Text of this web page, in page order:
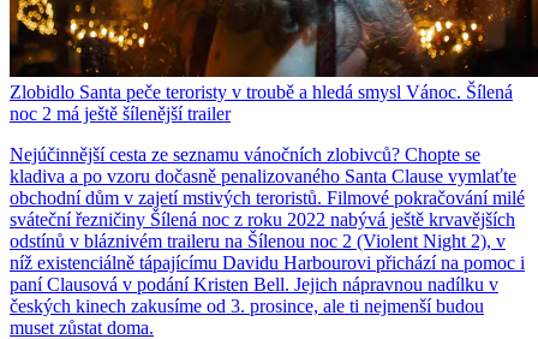
Zlobidlo Santa peče teroristy v troubě a hledá smysl Vánoc. Šílená
noc 2 má ještě šílenější trailer
Nejúčinnější cesta ze seznamu vánočních zlobivců? Chopte se
kladiva a po vzoru dočasně penalizovaného Santa Clause vymlaťte
obchodní dům v zajetí mstivých teroristů. Filmové pokračování milé
sváteční řezničiny Šílená noc z roku 2022 nabývá ještě krvavějších
odstínů v bláznivém traileru na Šílenou noc 2 (Violent Night 2), v
níž existenciálně tápajícímu Davidu Harbourovi přichází na pomoc i
paní Clausová v podání Kristen Bell. Jejich nápravnou nadílku v
českých kinech zakusíme od 3. prosince, ale ti nejmenší budou
muset zůstat doma.